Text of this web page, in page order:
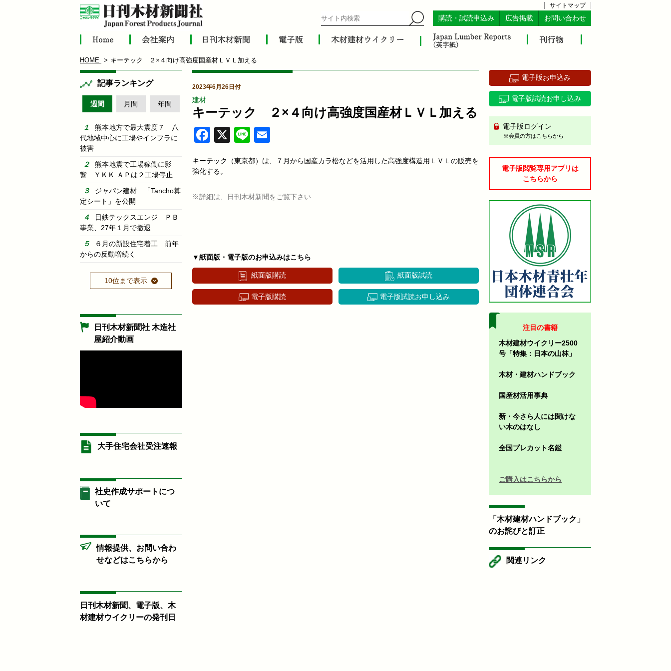
サイトマップ
購読・試読申込み 広告掲載 お問い合わせ
HOME キーテック ２×４向け高強度国産材ＬＶＬ加える
2023年6月26日付
建材
キーテック ２×４向け高強度国産材ＬＶＬ加える
Facebook
X Line
キーテック（東京都）は、７月から国産カラ松などを活用した高強度構造用ＬＶＬの販売を
強化する。
※詳細は、日刊木材新聞をご覧下さい
▼紙面版・電子版のお申込みはこちら
紙面版購読 紙面版試読
電子版購読 電子版試読お申し込み
記事ランキング
週間 月間 年間
熊本地方で最大震度７ 八
代地域中心に工場やインフラに
被害
熊本地震で工場稼働に影
響 ＹＫＫ ＡＰは２工場停止
ジャパン建材 「Tancho算
定シート」を公開
日鉄テックスエンジ ＰＢ
事業、27年１月で撤退
６月の新設住宅着工 前年
からの反動増続く
10位まで表示
日刊木材新聞社 木造社
屋紹介動画
大手住宅会社受注速報
社史作成サポートにつ
いて
情報提供、お問い合わ
せなどはこちらから
日刊木材新聞、電子版、木
材建材ウイクリーの発刊日
電子版お申込み
電子版試読お申し込み
電子版ログイン
※会員の方はこちらから
電子版閲覧専用アプリは
こちらから
注目の書籍
木材建材ウイクリー2500
号「特集：日本の山林」
木材・建材ハンドブック
国産材活用事典
新・今さら人には聞けな
い木のはなし
全国プレカット名鑑
ご購入はこちらから
「木材建材ハンドブック」
のお詫びと訂正
関連リンク